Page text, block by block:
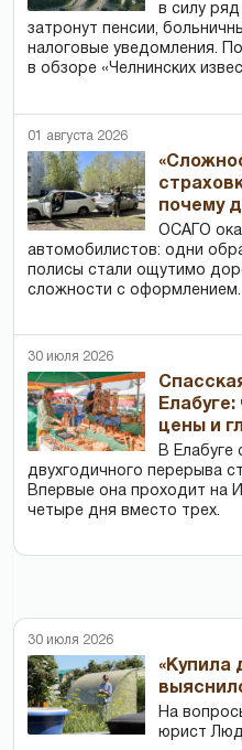
в силу
затронут пенсии,
налоговые уведомления.
в обзоре «Челнинских
01 августа 2026
почему
ОСАГО
автомобилистов: одни
полисы стали ощутимо
сложности с оформлением.
30 июля 2026
цены и
В Елабуге
двухгодичного перерыва
Впервые она проходит на
четыре дня вместо трех.
30 июля 2026
«Купила
На
юрист